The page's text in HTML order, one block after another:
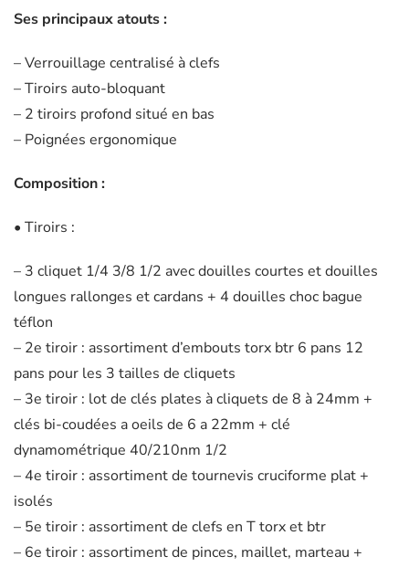
Ses principaux atouts :
– Verrouillage centralisé à clefs
– Tiroirs auto-bloquant
– 2 tiroirs profond situé en bas
– Poignées ergonomique
Composition :
• Tiroirs :
– 3 cliquet 1/4 3/8 1/2 avec douilles courtes et douilles
longues rallonges et cardans + 4 douilles choc bague
téflon
– 2e tiroir : assortiment d’embouts torx btr 6 pans 12
pans pour les 3 tailles de cliquets
– 3e tiroir : lot de clés plates à cliquets de 8 à 24mm +
clés bi-coudées a oeils de 6 a 22mm + clé
dynamométrique 40/210nm 1/2
– 4e tiroir : assortiment de tournevis cruciforme plat +
isolés
– 5e tiroir : assortiment de clefs en T torx et btr
– 6e tiroir : assortiment de pinces, maillet, marteau +